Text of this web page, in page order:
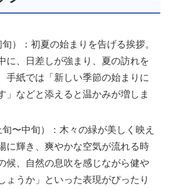
）：初夏の始まりを告げる挨拶。
に、日差しが強まり、夏の訪れを
手紙では「新しい季節の始まりに
」などと添えると温かみが増しま
〜中旬）：木々の緑が美しく映え
に輝き、爽やかな空気が流れる時
候、自然の息吹を感じながら健や
ょうか」といった表現がぴったり